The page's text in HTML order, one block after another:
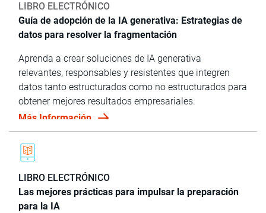
LIBRO ELECTRÓNICO
Guía de adopción de la IA generativa: Estrategias de
datos para resolver la fragmentación
Aprenda a crear soluciones de IA generativa
relevantes, responsables y resistentes que integren
datos tanto estructurados como no estructurados para
obtener mejores resultados empresariales.
Más Información
LIBRO ELECTRÓNICO
Las mejores prácticas para impulsar la preparación
para la IA